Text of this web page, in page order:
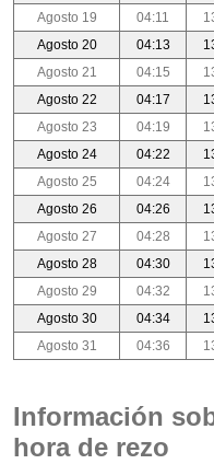
Agosto 19
04:11
Agosto 20
04:13
Agosto 21
04:15
Agosto 22
04:17
Agosto 23
04:19
Agosto 24
04:22
Agosto 25
04:24
Agosto 26
04:26
Agosto 27
04:28
Agosto 28
04:30
Agosto 29
04:32
Agosto 30
04:34
Agosto 31
04:36
Información
hora de rezo